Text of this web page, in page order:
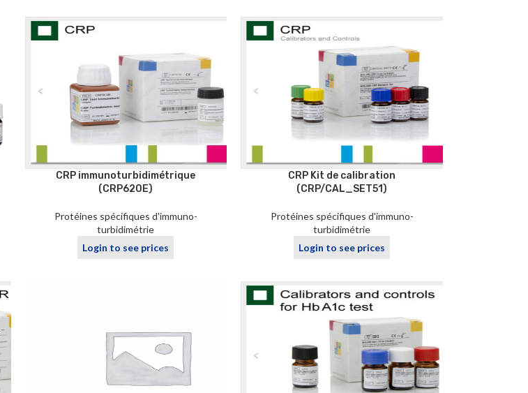
CRP immunoturbidimétrique
(CRP620E)
Protéines spécifiques d'immuno-
turbidimétrie
Login to see prices
CRP Kit de calibration
(CRP/CAL_SET51)
Protéines spécifiques d'immuno-
turbidimétrie
Login to see prices